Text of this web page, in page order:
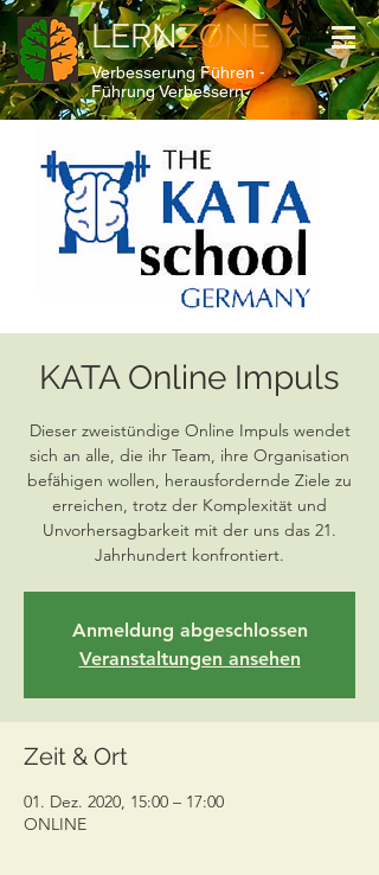
LERNZONE
Verbesserung Führen -
Führung Verbessern
KATA Online Impuls
Dieser zweistündige Online Impuls wendet
sich an alle, die ihr Team, ihre Organisation
befähigen wollen, herausfordernde Ziele zu
erreichen, trotz der Komplexität und
Unvorhersagbarkeit mit der uns das 21.
Jahrhundert konfrontiert.
Anmeldung abgeschlossen
Veranstaltungen ansehen
Zeit & Ort
01. Dez. 2020, 15:00 – 17:00
ONLINE